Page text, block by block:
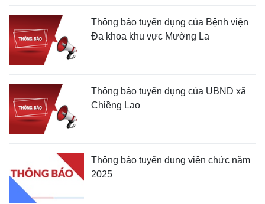
Thông báo tuyển dụng của Bệnh viện
Đa khoa khu vực Mường La
Thông báo tuyển dụng của UBND xã
Chiềng Lao
Thông báo tuyển dụng viên chức năm
2025